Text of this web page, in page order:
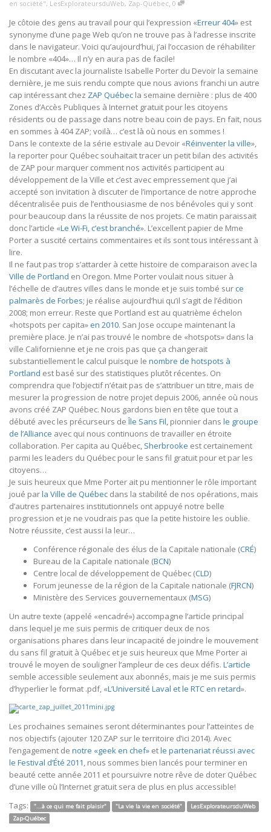
en société", LesExplorateursduWeb, Zap-Québec, 0
Je côtoie des gens au travail pour qui l’expression «Erreur 404» est
synonyme d’une page Web qu’on ne trouve pas à l’adresse inscrite
dans le navigateur. Voici qu’aujourd’hui, j’ai l’occasion de réhabiliter
le nombre «404»… Il n’y en aura pas de facile!
En discutant avec la journaliste Isabelle Porter du Devoir la semaine
dernière, je me suis rendu compte que nous avions franchi un autre
cap intéressant chez ZAP Québec la semaine dernière : plus de 400
Zones d’Accès Publiques à Internet gratuit pour les citoyens
résidents ou de passage dans notre beau coin de pays. En fait, nous
en sommes à 404 ZAP; voilà… c’est là où nous en sommes !
Dans le contexte de la série estivale au Devoir «Réinventer la ville»,
la reporter pour Québec souhaitait tracer un petit bilan des activités
de ZAP pour marquer comment nos activités participent au
développement de la Ville et c’est avec empressement que j’ai
accepté son invitation à discuter de l’importance de notre approche
décentralisée puis de l’enthousiasme de nos bénévoles qui y sont
pour beaucoup dans la réussite de nos projets. Ce matin paraissait
donc l’article «Le Wi-Fi, c’est branché». L’excellent papier de Mme
Porter a suscité certains commentaires et ils sont tous intéressant à
lire.
Il ne faut pas trop s’attarder à cette histoire de comparaison avec la
Ville de Portland en Oregon. Mme Porter voulait nous situer à
l’échelle de d’autres villes dans le monde et je suis tombé surce
palmarès de Forbes; je réalise aujourd’hui qu’il s’agit de l’édition
2008; mon erreur. Reste que Portland est au quatrième échelon
«hotspots per capita» en 2010. San Jose occupe maintenant la
première place. Je n’ai pas trouvé le nombre de «hotspots» dans la
ville Californienne et je ne crois pas que ça changerait
substantiellement le calcul puisque le nombre de hotspots à
Portland est basé sur des statistiques plutôt récentes. On
comprendra que l’objectif n’était pas de s’attribuer un titre, mais de
mesurer la progression de notre projet depuis 2006, année où nous
avons créé ZAP Québec. Nous gardons bien en tête que tout a
débuté avec les précurseurs deÎle Sans Fil, pionnier dans le groupe
de l’Alliance avec qui nous continuons de travailler en étroite
collaboration. Per capita au Québec, Sherbrooke est certainement
parmi les leaders du Québec pour le sans fil gratuit pour et par les
citoyens…
Je suis heureux que Mme Porter ait pu mentionner le rôle important
joué parla Ville de Québec dans la stabilité de nos opérations, mais
d’autres partenaires institutionnels ont appuyé notre belle
progression et je ne voudrais pas que la petite histoire les oublie.
Notre réussite, c’est aussi la leur…
Conférence régionale des élus de la Capitale nationale (CRÉ)
Bureau de la Capitale nationale (BCN)
Centre local de développement de Québec (CLD)
Forum jeunesse de la région de la Capitale nationale (FJRCN)
Ministère des Services gouvernementaux (MSG)
Un autre texte (appelé «encadré») accompagne l’article principal
dans lequel je me suis permis de critiquer deux de nos
organisations phares dans leur incapacité de joindre le mouvement
du sans fil gratuit à Québec et je suis heureux que Mme Porter ai
trouvé le moyen de souligner l’ampleur de ces deux défis. L’article
semble accessible seulement aux abonnés, mais je me suis permis
d’hyperlier le format .pdf, «L’Université Laval et le RTC en retard».
Les prochaines semaines seront déterminantes pour l’atteintes de
nos objectifs (ajouter 120 ZAP sur le territoire d’ici 2014). Avec
l’engagement de notre «geek en chef» etle partenariat réussi avec
le Festival d’Été 2011, nous sommes bien lancés pour terminer en
beauté cette année 2011 et poursuivre notre rêve de doter Québec
d’une ville où l’Internet gratuit sera de plus en plus accessible!
Tags:
"...à ce qui me fait plaisir" "La vie la vie en société"
LesExplorateursduWeb
Zap-Québec